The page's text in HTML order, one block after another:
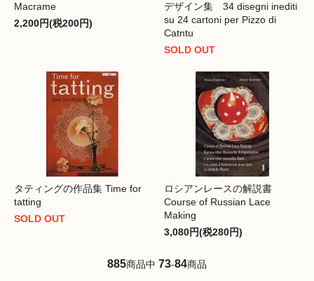
Macrame
2,200円(税200円)
デザイン集 34 disegni inediti
su 24 cartoni per Pizzo di
Catntu
SOLD OUT
タティングの作品集 Time for
tatting
SOLD OUT
ロシアンレースの解説書
Course of Russian Lace
Making
3,080円(税280円)
885商品中 73-84商品